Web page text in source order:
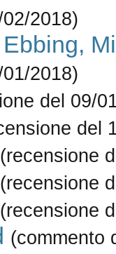
2018)
2018)
del 09/
del
(recensione
(recensione
(recensione
(commento